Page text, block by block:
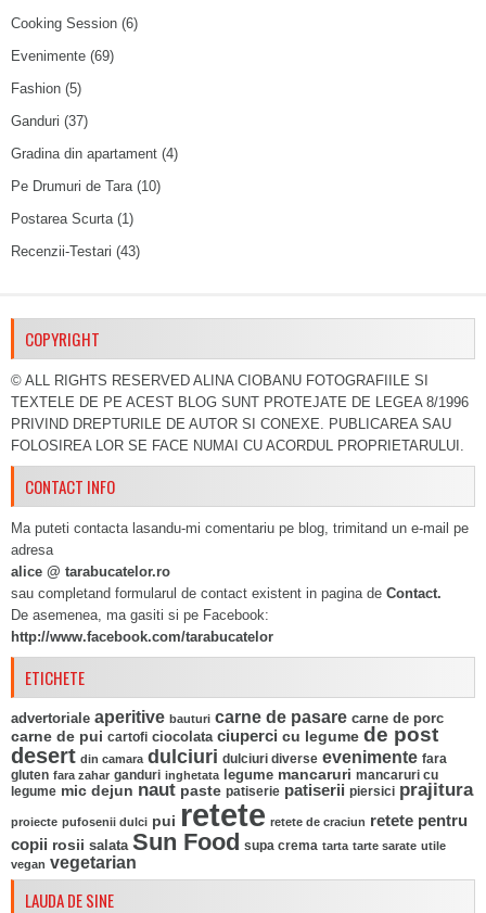
Cooking Session (6)
Evenimente (69)
Fashion (5)
Ganduri (37)
Gradina din apartament (4)
Pe Drumuri de Tara (10)
Postarea Scurta (1)
Recenzii-Testari (43)
COPYRIGHT
© ALL RIGHTS RESERVED ALINA CIOBANU FOTOGRAFIILE SI
TEXTELE DE PE ACEST BLOG SUNT PROTEJATE DE LEGEA 8/1996
PRIVIND DREPTURILE DE AUTOR SI CONEXE. PUBLICAREA SAU
FOLOSIREA LOR SE FACE NUMAI CU ACORDUL PROPRIETARULUI.
CONTACT INFO
Ma puteti contacta lasandu-mi comentariu pe blog, trimitand un e-mail pe
adresa
alice @ tarabucatelor.ro
sau completand formularul de contact existent in pagina de Contact.
De asemenea, ma gasiti si pe Facebook:
http://www.facebook.com/tarabucatelor
ETICHETE
advertoriale aperitive bauturi carne de pasare carne de porc
carne de pui cartofi ciocolata ciuperci cu legume de post
desert din camara dulciuri dulciuri diverse evenimente fara
gluten fara zahar ganduri inghetata legume mancaruri mancaruri cu
legume mic dejun naut paste patiserie patiserii piersici prajitura
proiecte pufosenii dulci pui retete retete de craciun retete pentru
copii rosii salata Sun Food supa crema tarta tarte sarate utile
vegan vegetarian
LAUDA DE SINE